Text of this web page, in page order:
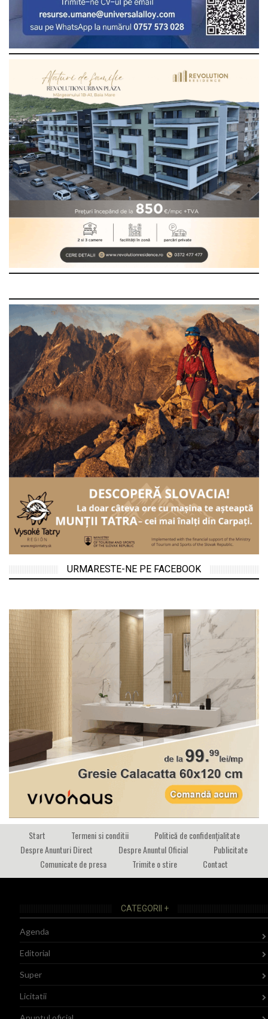
URMARESTE-NE PE FACEBOOK
Start Termeni si conditii
Politică de confidențialitate
Despre Anunturi Direct
Despre Anuntul Oficial
Publicitate
Comunicate de presa
Trimite o stire Contact
CATEGORII +
Agenda
Editorial
Super
Licitatii